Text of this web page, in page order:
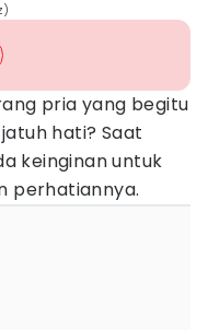
pria yang begitu
hati? Saat
keinginan untuk
perhatiannya.